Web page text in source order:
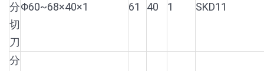
分
切
刀
Φ60~68×40×1 61 40 1 SKD11
分